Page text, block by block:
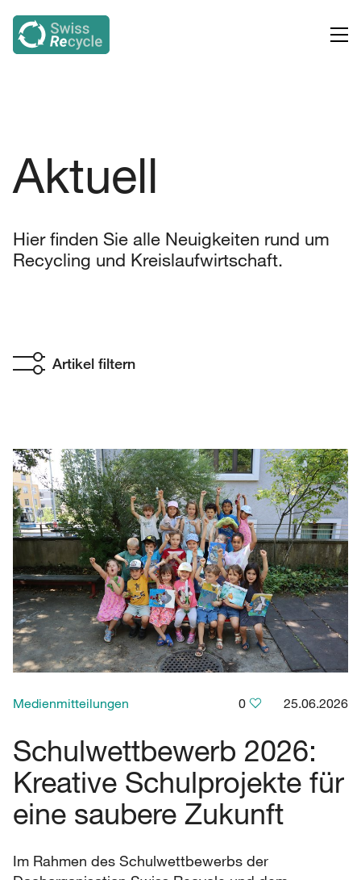
Aktuell
Hier finden Sie alle Neuigkeiten rund um
Recycling und Kreislaufwirtschaft.
Artikel filtern
Medienmitteilungen 0 25.06.2026
Schulwettbewerb 2026:
Kreative Schulprojekte für
eine saubere Zukunft
Im Rahmen des Schulwettbewerbs der